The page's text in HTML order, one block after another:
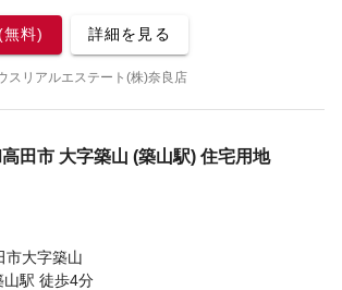
料) 詳細を見る
スリアルエステート(株)奈良店
田市 大字築山 (築山駅) 住宅用地
市大字築山
山駅 徒歩4分